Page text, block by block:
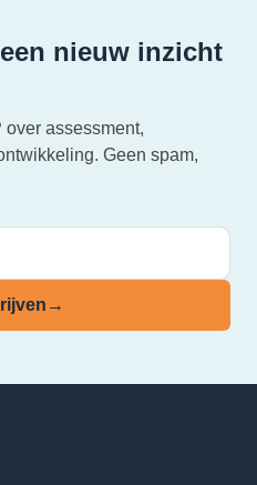
nieuw inzicht
over assessment,
Geen spam,
→